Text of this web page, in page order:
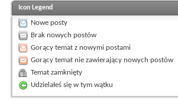
Icon Legend
Nowe posty
Brak nowych postów
Gorący temat z nowymi postami
Gorący temat nie zawierający nowych postów
Temat zamknięty
Udzielałeś się w tym wątku